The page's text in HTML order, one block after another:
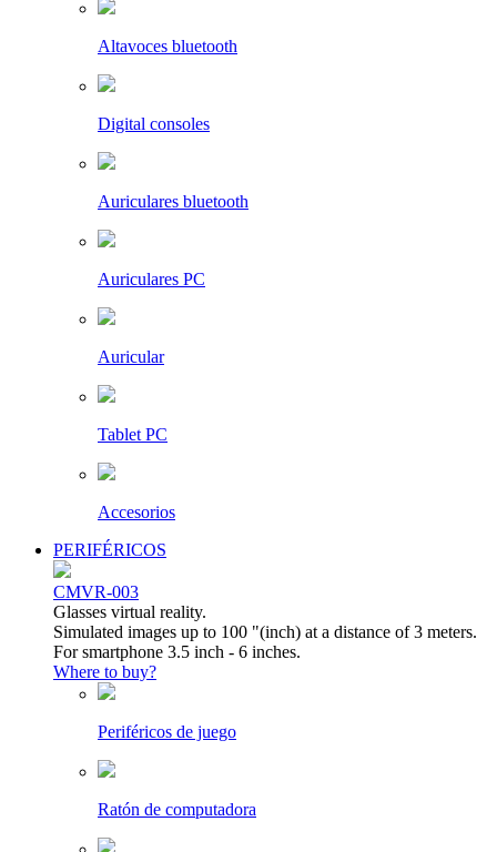
Altavoces bluetooth
Digital consoles
Auriculares bluetooth
Auriculares PC
Auricular
Tablet PC
Accesorios
PERIFÉRICOS
CMVR-003
Glasses virtual reality.
Simulated images up to 100 "(inch) at a distance of 3 meters.
For smartphone 3.5 inch - 6 inches.
Where to buy?
Periféricos de juego
Ratón de computadora